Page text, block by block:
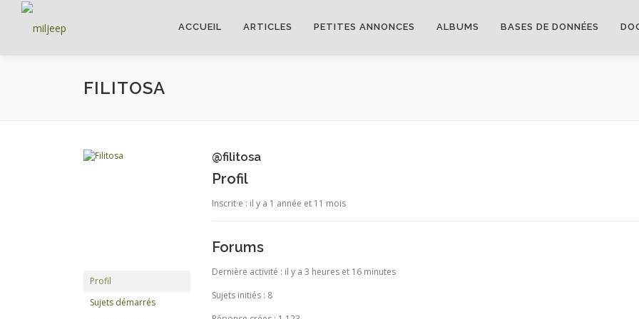
ACCUEIL ARTICLES PETITES ANNONCES ALBUMS BASES DE DONNÉES
FILITOSA
Profil
Sujets démarrés
@filitosa
Profil
Inscrit·e : il y a 1 année et 11 mois
Forums
Dernière activité : il y a 3 heures et 16 minutes
Sujets initiés : 8